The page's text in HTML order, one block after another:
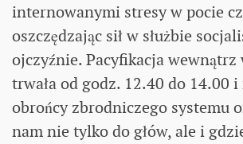
internowanymi stresy w pocie
oszczędzając sił w służbie
ojczyźnie. Pacyfikacja wewnątrz
trwała od godz. 12.40 do 14.00
obrońcy zbrodniczego systemu
nam nie tylko do głów, ale i